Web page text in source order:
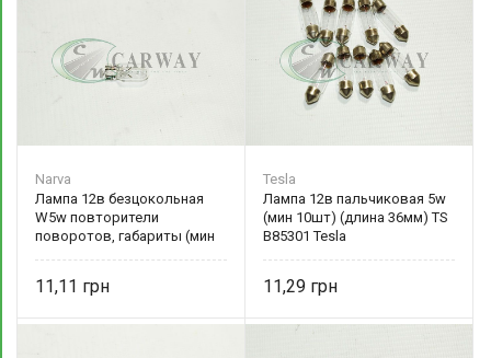
Narva
Лампа 12в безцокольная
W5w повторители
поворотов, габариты (мин
11,11
Tesla
Лампа 12в пальчиковая 5w
(мин 10шт) (длина 36мм) TS
B85301 Tesla
11,29